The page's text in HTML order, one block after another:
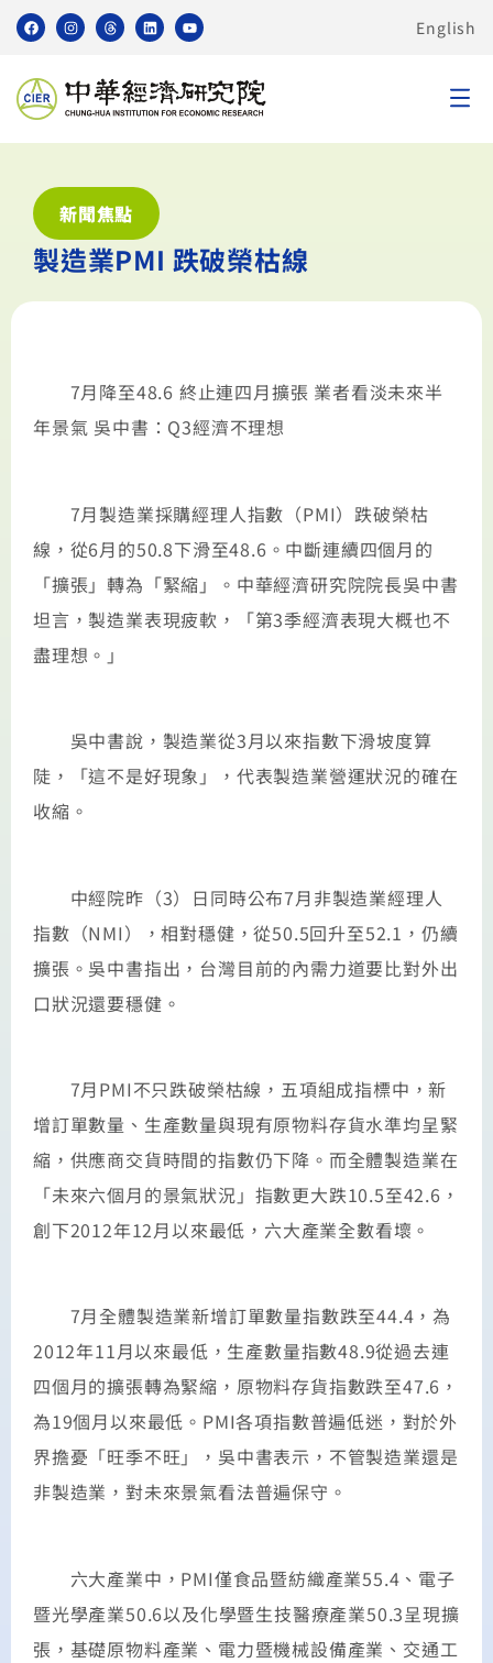
English
新聞焦點
製造業PMI 跌破榮枯線
7月降至48.6 終止連四月擴張 業者看淡未來半
年景氣 吳中書：Q3經濟不理想
7月製造業採購經理人指數（PMI）跌破榮枯
線，從6月的50.8下滑至48.6。中斷連續四個月的
「擴張」轉為「緊縮」。中華經濟研究院院長吳中書
坦言，製造業表現疲軟，「第3季經濟表現大概也不
盡理想。」
吳中書說，製造業從3月以來指數下滑坡度算
陡，「這不是好現象」，代表製造業營運狀況的確在
收縮。
中經院昨（3）日同時公布7月非製造業經理人
指數（NMI），相對穩健，從50.5回升至52.1，仍續
擴張。吳中書指出，台灣目前的內需力道要比對外出
口狀況還要穩健。
7月PMI不只跌破榮枯線，五項組成指標中，新
增訂單數量、生產數量與現有原物料存貨水準均呈緊
縮，供應商交貨時間的指數仍下降。而全體製造業在
「未來六個月的景氣狀況」指數更大跌10.5至42.6，
創下2012年12月以來最低，六大產業全數看壞。
7月全體製造業新增訂單數量指數跌至44.4，為
2012年11月以來最低，生產數量指數48.9從過去連
四個月的擴張轉為緊縮，原物料存貨指數跌至47.6，
為19個月以來最低。PMI各項指數普遍低迷，對於外
界擔憂「旺季不旺」，吳中書表示，不管製造業還是
非製造業，對未來景氣看法普遍保守。
六大產業中，PMI僅食品暨紡織產業55.4、電子
暨光學產業50.6以及化學暨生技醫療產業50.3呈現擴
張，基礎原物料產業、電力暨機械設備產業、交通工